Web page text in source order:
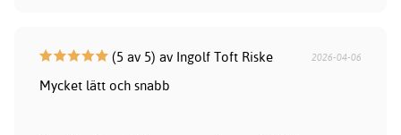
(5 av 5) av Ingolf Toft Riske 2026-04-06
Mycket lätt och snabb